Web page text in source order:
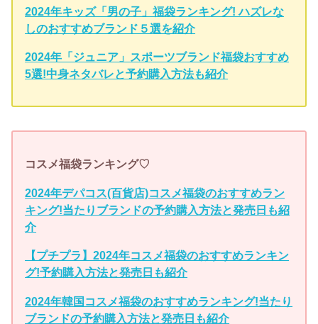
2024年キッズ「男の子」福袋ランキング! ハズレな
しのおすすめブランド５選を紹介
2024年「ジュニア」スポーツブランド福袋おすすめ
5選!中身ネタバレと予約購入方法も紹介
コスメ福袋ランキング♡
2024年デパコス(百貨店)コスメ福袋のおすすめラン
キング!当たりブランドの予約購入方法と発売日も紹
介
【プチプラ】2024年コスメ福袋のおすすめランキン
グ!予約購入方法と発売日も紹介
2024年韓国コスメ福袋のおすすめランキング!当たり
ブランドの予約購入方法と発売日も紹介